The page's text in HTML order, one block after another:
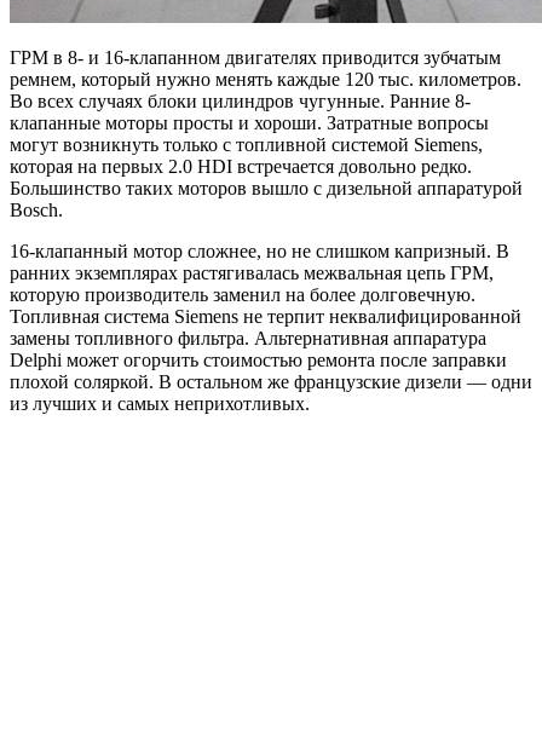
ГРМ в 8- и 16-клапанном двигателях приводится зубчатым
ремнем, который нужно менять каждые 120 тыс. километров.
Во всех случаях блоки цилиндров чугунные. Ранние 8-
клапанные моторы просты и хороши. Затратные вопросы
могут возникнуть только с топливной системой Siemens,
которая на первых 2.0 HDI встречается довольно редко.
Большинство таких моторов вышло с дизельной аппаратурой
Bosch.
16-клапанный мотор сложнее, но не слишком капризный. В
ранних экземплярах растягивалась межвальная цепь ГРМ,
которую производитель заменил на более долговечную.
Топливная система Siemens не терпит неквалифицированной
замены топливного фильтра. Альтернативная аппаратура
Delphi может огорчить стоимостью ремонта после заправки
плохой соляркой. В остальном же французские дизели — одни
из лучших и самых неприхотливых.